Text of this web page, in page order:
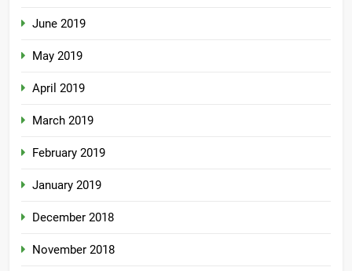
June 2019
May 2019
April 2019
March 2019
February 2019
January 2019
December 2018
November 2018